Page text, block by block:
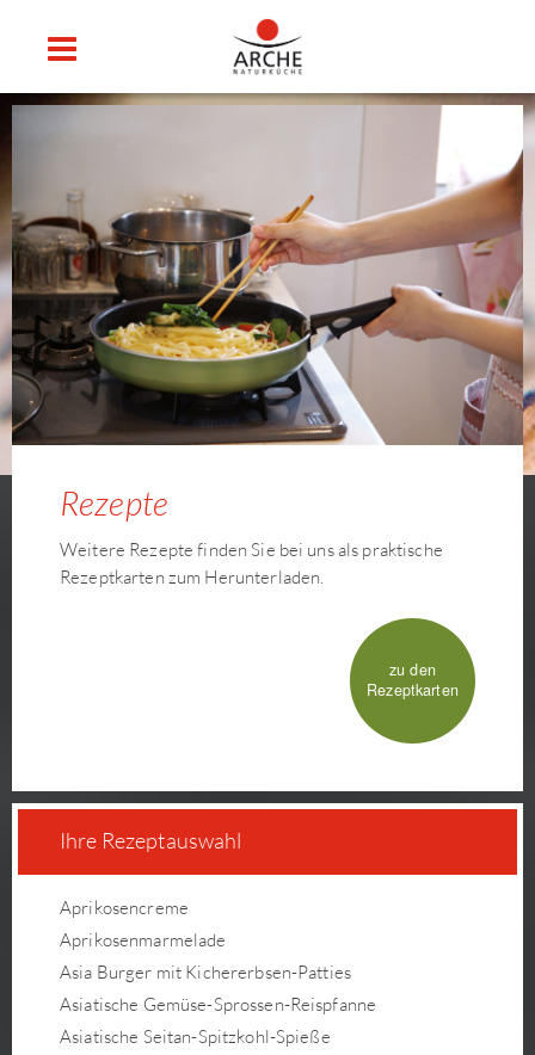
Rezepte
Weitere Rezepte finden Sie bei uns als praktische
Rezeptkarten zum Herunterladen.
zu den
Rezeptkarten
Ihre Rezeptauswahl
Aprikosencreme
Aprikosenmarmelade
Asia Burger mit Kichererbsen-Patties
Asiatische Gemüse-Sprossen-Reispfanne
Asiatische Seitan-Spitzkohl-Spieße